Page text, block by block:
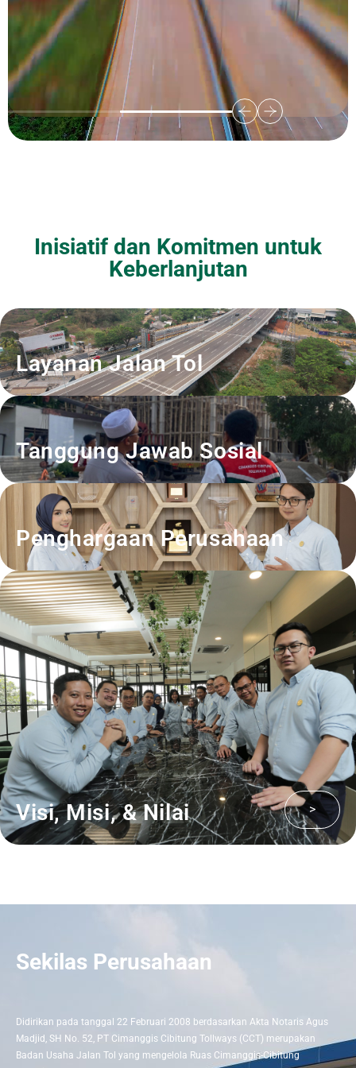
Inisiatif dan Komitmen untuk
Keberlanjutan
Layanan Jalan Tol
Tanggung Jawab Sosial
Penghargaan Perusahaan
Visi, Misi, & Nilai >
Sekilas Perusahaan
Didirikan pada tanggal 22 Februari 2008 berdasarkan Akta Notaris Agus
Madjid, SH No. 52, PT Cimanggis Cibitung Tollways (CCT) merupakan
Badan Usaha Jalan Tol yang mengelola Ruas Cimanggis-Cibitung